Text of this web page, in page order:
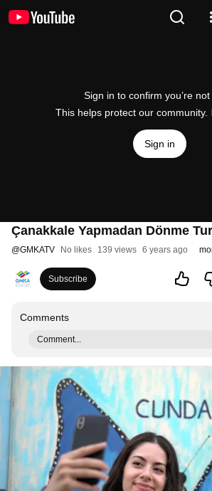
Sign in to confirm you’re
This helps protect our community.
Sign in
Çanakkale Yapmadan Dönme
@GMKATV No likes 139 views 6 years ago
Subscribe
Comments
Comment...